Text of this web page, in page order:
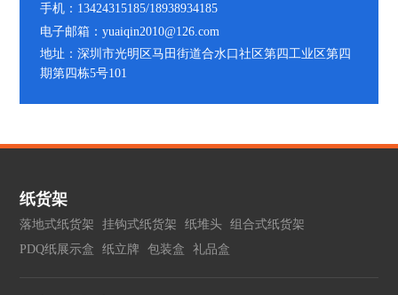
手机：13424315185/18938934185
电子邮箱：yuaiqin2010@126.com
地址：深圳市光明区马田街道合水口社区第四工业区第四
期第四栋5号101
纸货架
落地式纸货架 挂钩式纸货架 纸堆头 组合式纸货架
PDQ纸展示盒
纸立牌 包装盒 礼品盒